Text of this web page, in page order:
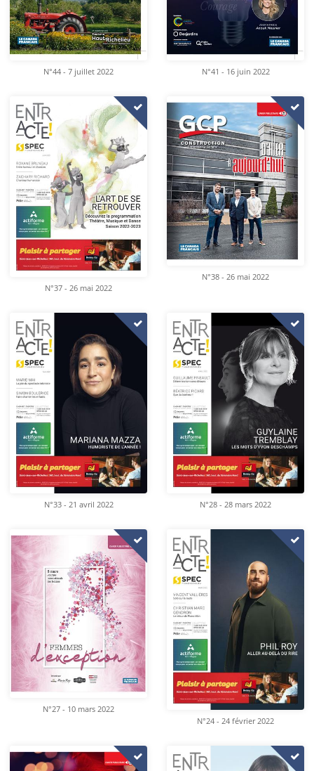
N°44 - 7 juillet 2022 N°41 - 16 juin 2022
N°37 - 26 mai 2022
N°38 - 26 mai 2022
N°33 - 21 avril 2022 N°28 - 28 mars 2022
N°27 - 10 mars 2022
N°24 - 24 février 2022